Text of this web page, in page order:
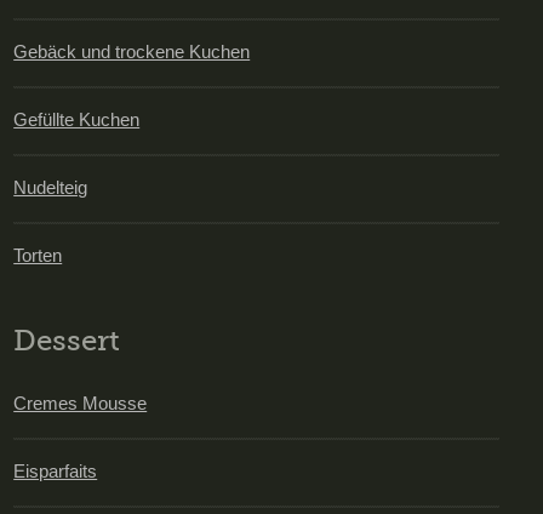
Gebäck und trockene Kuchen
Gefüllte Kuchen
Nudelteig
Torten
Dessert
Cremes Mousse
Eisparfaits